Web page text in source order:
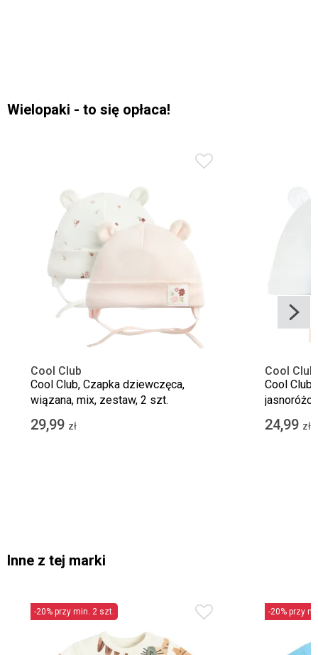
Wielopaki - to się opłaca!
Cool Club
Cool Club, Czapka dziewczęca,
wiązana, mix, zestaw, 2 szt.
29,99 zł
Cool Club
Cool
24,99 zł
Inne z tej marki
-20% przy min. 2 szt. -20% przy